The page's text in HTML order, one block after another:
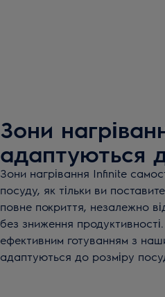
Зони
адаптуються
Зони нагрівання Infinite
посуду, як тільки ви
повне покриття, незалежно
без зниження
ефективним готуванням з
адаптуються до розміру